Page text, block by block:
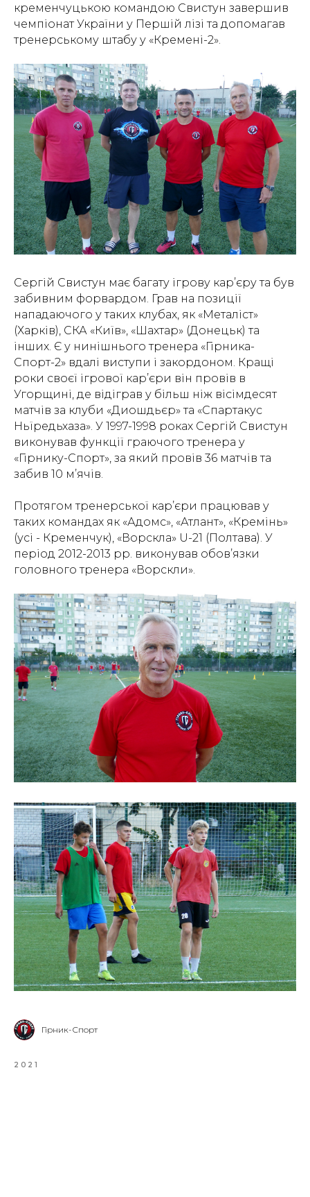
кременчуцькою командою Свистун завершив
чемпіонат України у Першій лізі та допомагав
тренерському штабу у «Кремені-2».
Сергій Свистун має багату ігрову кар’єру та був
забивним форвардом. Грав на позиції
нападаючого у таких клубах, як «Металіст»
(Харків), СКА «Київ», «Шахтар» (Донецьк) та
інших. Є у нинішнього тренера «Гірника-
Спорт-2» вдалі виступи і закордоном. Кращі
роки своєї ігрової кар’єри він провів в
Угорщині, де відіграв у більш ніж вісімдесят
матчів за клуби «Диошдьєр» та «Спартакус
Ньїредьхаза». У 1997-1998 роках Сергій Свистун
виконував функції граючого тренера у
«Гірнику-Спорт», за який провів 36 матчів та
забив 10 м’ячів.
Протягом тренерської кар’єри працював у
таких командах як «Адомс», «Атлант», «Кремінь»
(усі - Кременчук), «Ворскла» U-21 (Полтава). У
період 2012-2013 рр. виконував обов’язки
головного тренера «Ворскли».
Гірник-Спорт
2021